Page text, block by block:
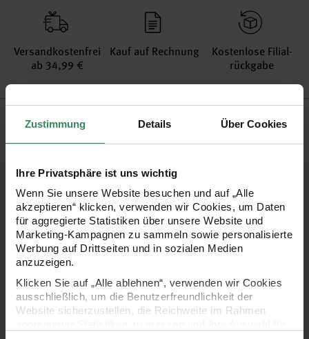
Zustimmung Details Über Cookies
Ihre Privatsphäre ist uns wichtig
Wenn Sie unsere Website besuchen und auf „Alle
akzeptieren“ klicken, verwenden wir Cookies, um Daten
für aggregierte Statistiken über unsere Website und
Marketing-Kampagnen zu sammeln sowie personalisierte
Werbung auf Drittseiten und in sozialen Medien
anzuzeigen.
Klicken Sie auf „Alle ablehnen“, verwenden wir Cookies
ausschließlich, um die Benutzerfreundlichkeit der
Website sicherzustellen, die Reichweite im Rahmen
Versand­kosten­frei
ab 34,99 €
Kauf auf Rechnung
Kosten­lose Filial­
rückgabe
Material 50% Schurwolle, 25% Polyamid, 25% Viskose
Grammatur 100g
Lauflänge in m 420
Maschenprobe 30M und 42R = 10x10cm
Nadelstärke in mm
Verbrauch Socken Gr. 38/42 = ca. 100g
Pflegehinweise